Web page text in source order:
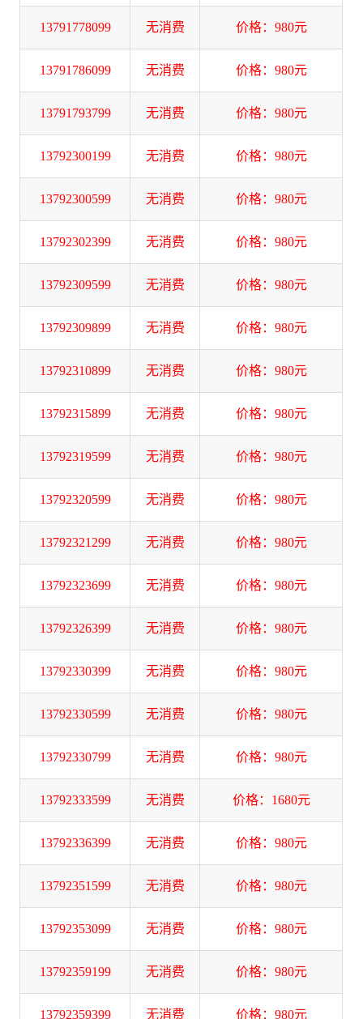
13791778099 无消费 价格：980元
13791786099 无消费 价格：980元
13791793799 无消费 价格：980元
13792300199 无消费 价格：980元
13792300599 无消费 价格：980元
13792302399 无消费 价格：980元
13792309599 无消费 价格：980元
13792309899 无消费 价格：980元
13792310899 无消费 价格：980元
13792315899 无消费 价格：980元
13792319599 无消费 价格：980元
13792320599 无消费 价格：980元
13792321299 无消费 价格：980元
13792323699 无消费 价格：980元
13792326399 无消费 价格：980元
13792330399 无消费 价格：980元
13792330599 无消费 价格：980元
13792330799 无消费 价格：980元
13792333599 无消费 价格：1680元
13792336399 无消费 价格：980元
13792351599 无消费 价格：980元
13792353099 无消费 价格：980元
13792359199 无消费 价格：980元
13792359399 无消费 价格：980元